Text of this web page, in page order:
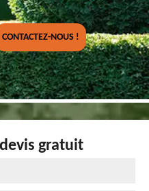
CONTACTEZ-NOUS !
gratuit